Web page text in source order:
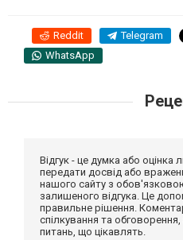
Reddit Telegram
WhatsApp
Відгук - це думка або оцінка
передати досвід або
нашого сайту з
залишеного відгука. Це
правильне рішення.
спілкування та
питань, що цікавлять.